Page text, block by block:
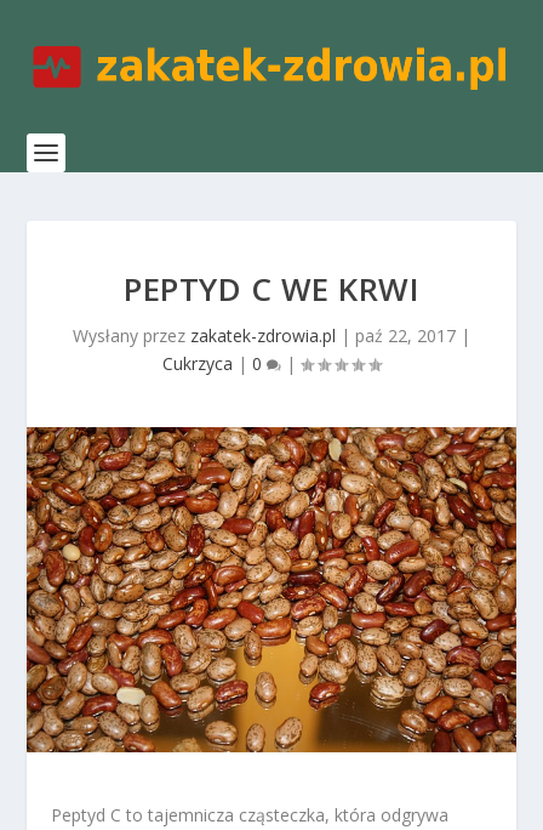
PEPTYD C WE KRWI
Wysłany przez zakatek-zdrowia.pl | paź 22, 2017 |
Cukrzyca | 0 |
Peptyd C to tajemnicza cząsteczka, która odgrywa